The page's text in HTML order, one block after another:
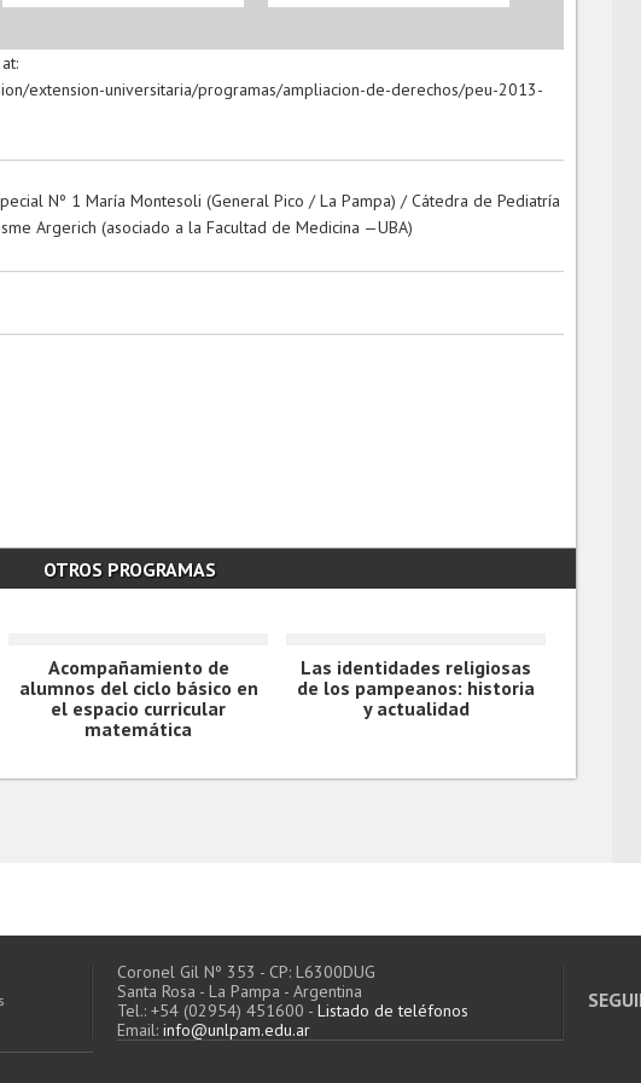
extension-universitaria/programas/ampliacion-de-derechos/peu-2013-
Nº 1 María Montesoli (General Pico / La Pampa) / Cátedra de Pediatría
Argerich (asociado a la Facultad de Medicina —UBA)
OTROS PROGRAMAS
Acompañamiento de
alumnos del ciclo básico en
el espacio curricular
matemática
Las identidades religiosas
de los pampeanos: historia
y actualidad
Coronel Gil Nº 353 - CP: L6300DUG
Santa Rosa - La Pampa - Argentina
Tel.: +54 (02954) 451600 - Listado de teléfonos
Email: info@unlpam.edu.ar